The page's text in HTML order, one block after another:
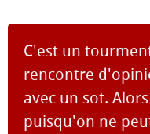
C'est un
rencontre
avec un sot.
puisqu'on ne